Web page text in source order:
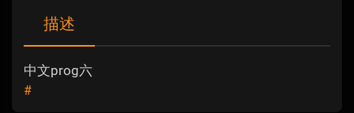
描述
中文prog六
#